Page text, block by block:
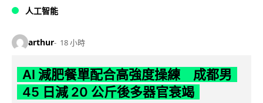
人工智能
arthur 18 小時
AI 減肥餐單配合高強度操練 成都男
45 日減 20 公斤後多器官衰竭